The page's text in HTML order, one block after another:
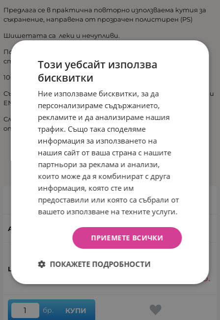
Предлага се в практична повторно използваема кутия за
съхранение, направена от прозрачен полистирен (PS)
Шишетата са леки и нечупливи.
Позволено е миенето в съдомиялна машина и
стерилизиране.
100% без токсини като BPA, фталат.
Съответства на стандартите за безопасност EN 14350 и
EN 71-3
Следвайте инструкциите за употреба, приложени в
опаковката.
ИЗБЕРИ ВАРИАНТ
1671
Зоо
лв.
бр. КУПИ
Този уебсайт използва
бисквитки
Ние използваме бисквитки, за да
персонализираме съдържанието,
рекламите и да анализираме нашия
трафик. Също така споделяме
информация за използването на
нашия сайт от ваша страна с нашите
партньори за реклама и анализи,
които може да я комбинират с друга
информация, която сте им
предоставили или която са събрали от
вашето използване на техните услуги.
ПРИЕМЕТЕ ВСИЧКИ
ПОКАЖЕТЕ ПОДРОБНОСТИ